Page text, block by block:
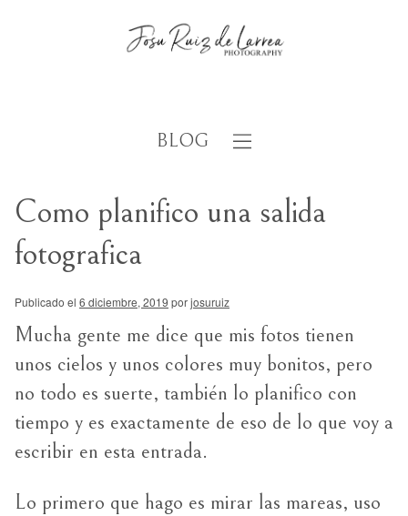
BLOG
Como planifico una salida
fotografica
Publicado el 6 diciembre, 2019 porjosuruiz
Mucha gente me dice que mis fotos tienen
unos cielos y unos colores muy bonitos, pero
no todo es suerte, también lo planifico con
tiempo y es exactamente de eso de lo que voy a
escribir en esta entrada.
Lo primero que hago es mirar las mareas, uso